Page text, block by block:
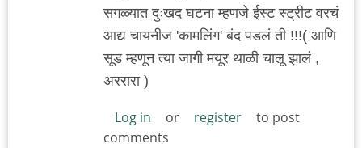
सगळ्यात दुःखद घटना म्हणजे ईस्ट स्ट्रीट वरचं
आद्य चायनीज 'कामलिंग' बंद पडलं ती !!!( आणि
सूड म्हणून त्या जागी मयूर थाळी चालू झालं ,
अररारा )
Log in or register
to post
comments